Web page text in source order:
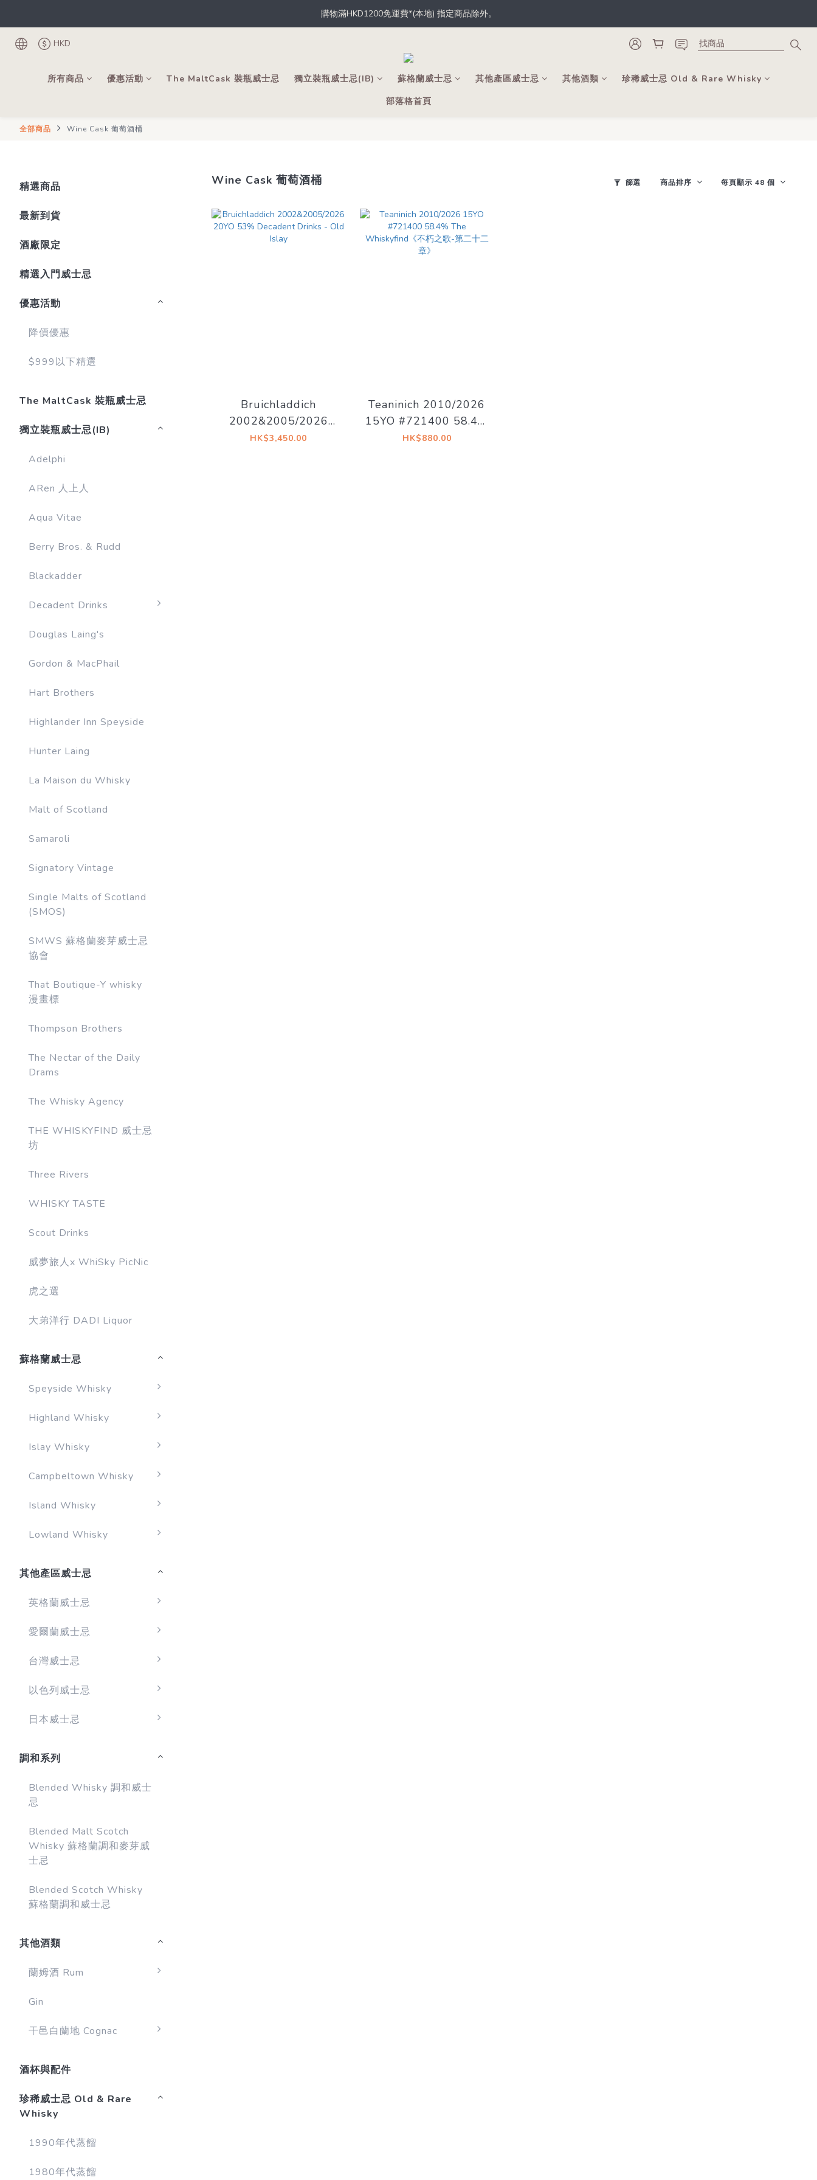
根據香港法律，不得於業務過程中，向未成年人士售賣或供應令人醺醉的酒類。
購物滿HKD1200免運費*(本地) 指定商品除外。
根據香港法律，不得於業務過程中，向未成年人士售賣或供應令人醺醉的酒類。
HKD
所有商品 優惠活動 The MaltCask 裝瓶威士忌 獨立裝瓶威士忌(IB) 蘇格蘭威士忌 其他產區威士忌 其他酒類
珍稀威士忌 Old & Rare Whisky
部落格首頁
全部商品 Wine Cask 葡萄酒桶
精選商品
最新到貨
酒廠限定
精選入門威士忌
優惠活動
降價優惠
$999以下精選
The MaltCask 裝瓶威士忌
獨立裝瓶威士忌(IB)
Adelphi
ARen 人上人
Aqua Vitae
Berry Bros. & Rudd
Blackadder
Decadent Drinks
Douglas Laing's
Gordon & MacPhail
Hart Brothers
Highlander Inn Speyside
Hunter Laing
La Maison du Whisky
Malt of Scotland
Samaroli
Signatory Vintage
Single Malts of Scotland
(SMOS)
SMWS 蘇格蘭麥芽威士忌
協會
That Boutique-Y whisky
漫畫標
Thompson Brothers
The Nectar of the Daily
Drams
The Whisky Agency
THE WHISKYFIND 威士忌
坊
Three Rivers
WHISKY TASTE
Scout Drinks
威夢旅人x WhiSky PicNic
虎之選
大弟洋行 DADI Liquor
蘇格蘭威士忌
Speyside Whisky
Highland Whisky
Islay Whisky
Campbeltown Whisky
Island Whisky
Lowland Whisky
其他產區威士忌
英格蘭威士忌
愛爾蘭威士忌
台灣威士忌
以色列威士忌
日本威士忌
調和系列
Blended Whisky 調和威士
忌
Blended Malt Scotch
Whisky 蘇格蘭調和麥芽威
士忌
Blended Scotch Whisky
蘇格蘭調和威士忌
其他酒類
蘭姆酒 Rum
Gin
干邑白蘭地 Cognac
酒杯與配件
珍稀威士忌 Old & Rare
Whisky
1990年代蒸餾
1980年代蒸餾
Wine Cask 葡萄酒桶 篩選 商品排序 每頁顯示 48 個
Bruichladdich
2002&2005/2026
20YO 53% Decadent
HK$3,450.00
Teaninich 2010/2026
15YO #721400 58.4%
The Whiskyfind《不朽
HK$880.00